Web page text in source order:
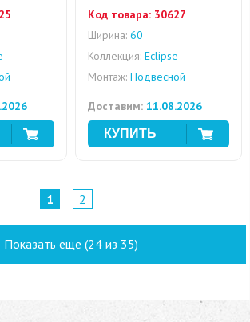
Код товара: 30627
Ширина: 60
Коллекция: Eclipse
Монтаж: Подвесной
Доставим: 11.08.2026
1 2
Показать еще (24 из 35)